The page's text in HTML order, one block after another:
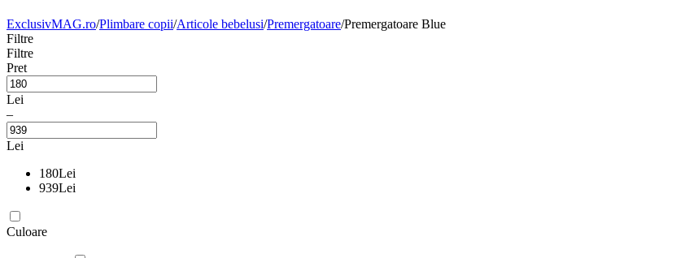
ExclusivMAG.ro/Plimbare copii/Articole bebelusi/Premergatoare/Premergatoare Blue
Filtre
Filtre
Pret
Lei
–
Lei
180Lei
939Lei
Culoare